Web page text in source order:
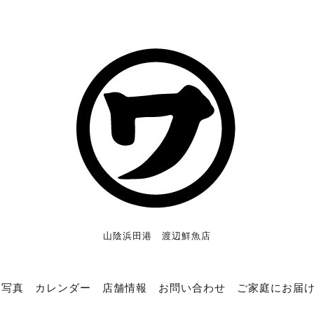
山陰浜田港 渡辺鮮魚店
写真 カレンダー 店舗情報 お問い合わせ ご家庭にお届け